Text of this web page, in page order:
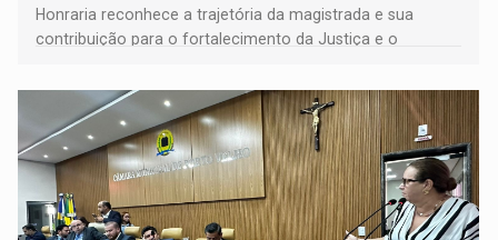
Honraria reconhece a trajetória da magistrada e sua
contribuição para o fortalecimento da Justiça e o